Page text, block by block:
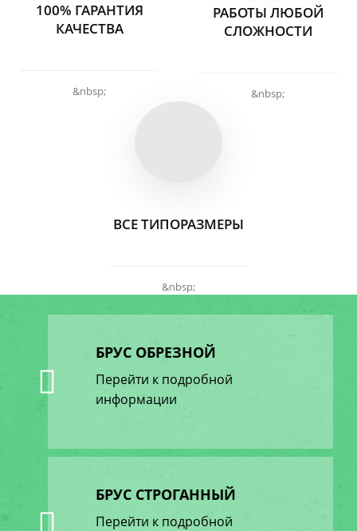
100% ГАРАНТИЯ
КАЧЕСТВА
&nbsp;
РАБОТЫ ЛЮБОЙ
СЛОЖНОСТИ
&nbsp;
ВСЕ ТИПОРАЗМЕРЫ
&nbsp;
БРУС ОБРЕЗНОЙ
Перейти к подробной
информации
БРУС СТРОГАННЫЙ
Перейти к подробной